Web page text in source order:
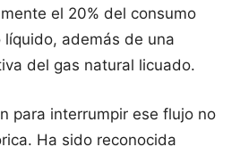
el 20% del consumo
además de una
del gas natural licuado.
para interrumpir ese flujo no
Ha sido reconocida